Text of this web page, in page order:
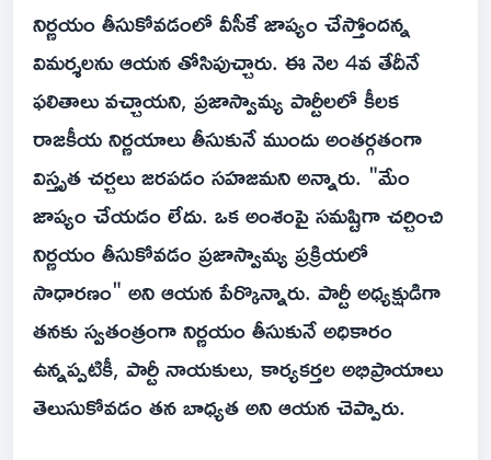
నిర్ణయం తీసుకోవడంలో వీసీకే జాప్యం చేస్తోందన్న
విమర్శలను ఆయన తోసిపుచ్చారు. ఈ నెల‌ 4వ తేదీనే
ఫలితాలు వచ్చాయని, ప్రజాస్వామ్య పార్టీలలో కీలక
రాజకీయ నిర్ణయాలు తీసుకునే ముందు అంతర్గతంగా
విస్తృత చర్చలు జరపడం సహజమని అన్నారు. "మేం
జాప్యం చేయడం లేదు. ఒక అంశంపై సమష్టిగా చర్చించి
నిర్ణయం తీసుకోవడం ప్రజాస్వామ్య ప్రక్రియలో
సాధారణం" అని ఆయన పేర్కొన్నారు. పార్టీ అధ్యక్షుడిగా
తనకు స్వతంత్రంగా నిర్ణయం తీసుకునే అధికారం
ఉన్నప్పటికీ, పార్టీ నాయకులు, కార్యకర్తల అభిప్రాయాలు
తెలుసుకోవడం తన బాధ్యత అని ఆయన చెప్పారు.